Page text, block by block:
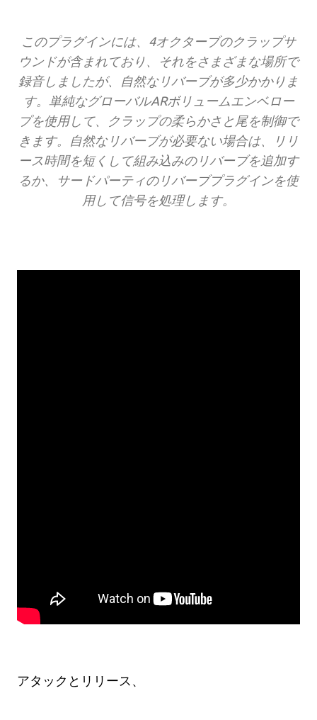
このプラグインには、4オクターブのクラップサ
ウンドが含まれており、それをさまざまな場所で
録音しましたが、自然なリバーブが多少かかりま
す。単純なグローバルARボリュームエンベロー
プを使用して、クラップの柔らかさと尾を制御で
きます。自然なリバーブが必要ない場合は、リリ
ース時間を短くして組み込みのリバーブを追加す
るか、サードパーティのリバーブプラグインを使
用して信号を処理します。
アタックとリリース、